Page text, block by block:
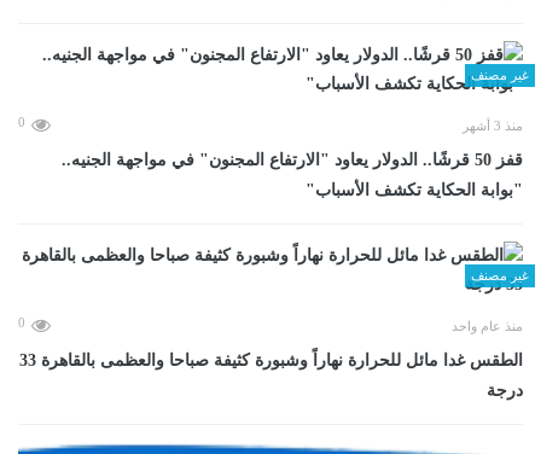
غير مصنف
منذ 3 أشهر 0
قفز 50 قرشًا.. الدولار يعاود "الارتفاع المجنون" في مواجهة الجنيه..
"بوابة الحكاية تكشف الأسباب"
غير مصنف
منذ عام واحد 0
الطقس غدا مائل للحرارة نهاراً وشبورة كثيفة صباحا والعظمى بالقاهرة 33
درجة